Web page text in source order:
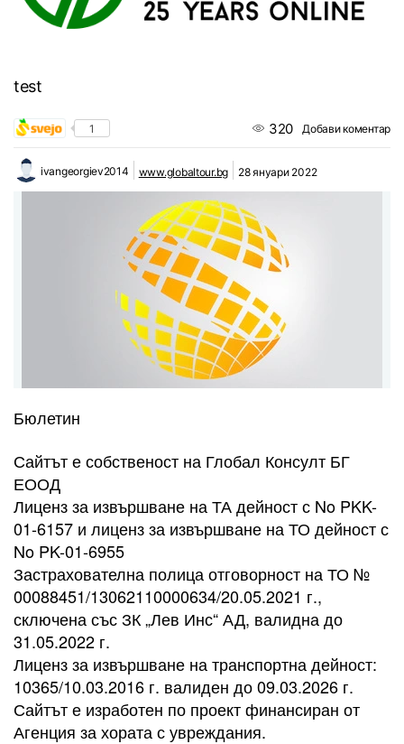
test
1 320 Добави коментар
ivangeorgiev2014 www.globaltour.bg 28 януари 2022
Бюлетин
Сайтът е собственост на Глобал Консулт БГ
ЕООД
Лиценз за извършване на ТА дейност с No PKK-
01-6157 и лиценз за извършване на ТО дейност с
No PK-01-6955
Застрахователна полица отговорност на ТО №
00088451/13062110000634/20.05.2021 г.,
сключена със ЗК „Лев Инс“ АД, валидна до
31.05.2022 г.
Лиценз за извършване на транспортна дейност:
10365/10.03.2016 г. валиден до 09.03.2026 г.
Сайтът е изработен по проект финансиран от
Агенция за хората с увреждания.